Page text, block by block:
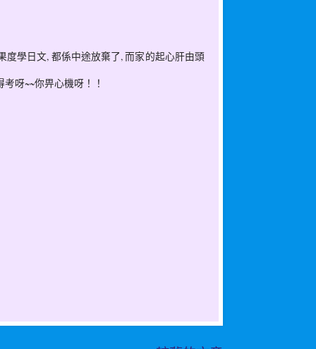
度學日文, 都係中途放棄了, 而家的起心肝由頭
呀~~你畀心機呀！！